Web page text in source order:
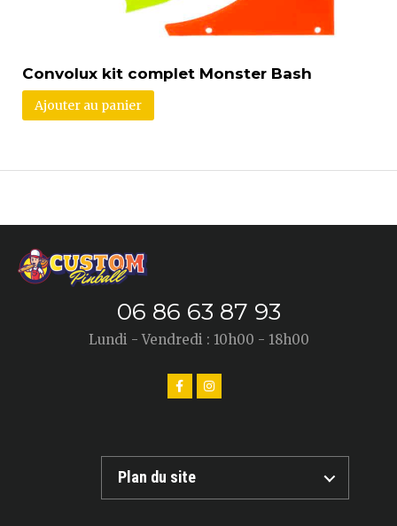
Convolux kit complet Monster Bash
Ajouter au panier
06 86 63 87 93
Lundi - Vendredi : 10h00 - 18h00
Plan du site